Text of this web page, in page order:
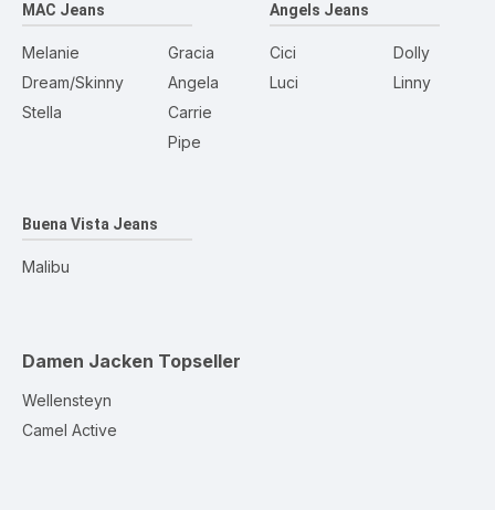
MAC Jeans
Melanie
Dream/Skinny
Stella
Gracia
Angela
Carrie
Pipe
Angels Jeans
Cici
Luci
Dolly
Linny
Buena Vista Jeans
Malibu
Damen Jacken Topseller
Wellensteyn
Camel Active